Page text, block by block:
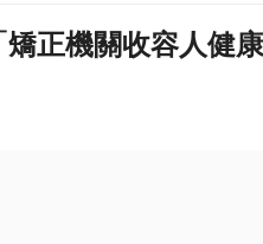
正機關收容人健